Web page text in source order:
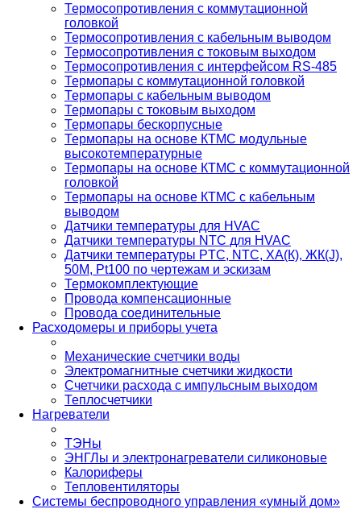
Термосопротивления с коммутационной
головкой
Термосопротивления с кабельным выводом
Термосопротивления с токовым выходом
Термосопротивления с интерфейсом RS-485
Термопары с коммутационной головкой
Термопары с кабельным выводом
Термопары с токовым выходом
Термопары бескорпусные
Термопары на основе КТМС модульные
высокотемпературные
Термопары на основе КТМС с коммутационной
головкой
Термопары на основе КТМС с кабельным
выводом
Датчики температуры для HVAC
Датчики температуры NTC для HVAC
Датчики температуры PTС, NTC, ХА(К), ЖК(J),
50М, Pt100 по чертежам и эскизам
Термокомплектующие
Провода компенсационные
Провода соединительные
Расходомеры и приборы учета
Механические счетчики воды
Электромагнитные счетчики жидкости
Счетчики расхода с импульсным выходом
Теплосчетчики
Нагреватели
ТЭНы
ЭНГЛы и электронагреватели силиконовые
Калориферы
Тепловентиляторы
Системы беспроводного управления «умный дом»